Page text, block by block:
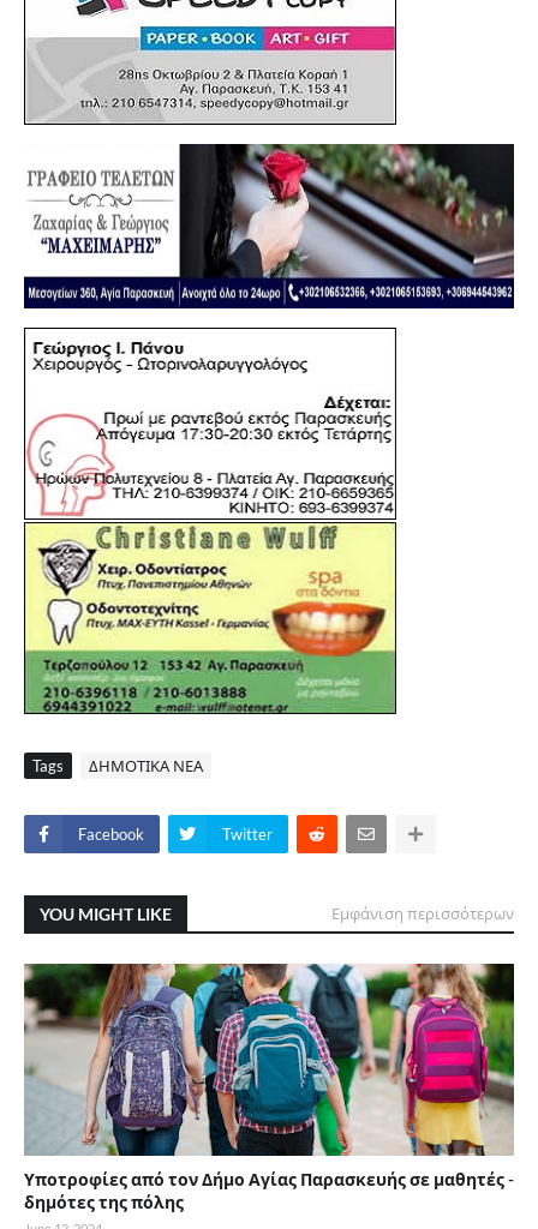
Tags ΔΗΜΟΤΙΚΑ ΝΕΑ
Facebook Twitter
YOU MIGHT LIKE Εμφάνιση περισσότερων
Υποτροφίες από τον Δήμο Αγίας Παρασκευής σε μαθητές -
δημότες της πόλης